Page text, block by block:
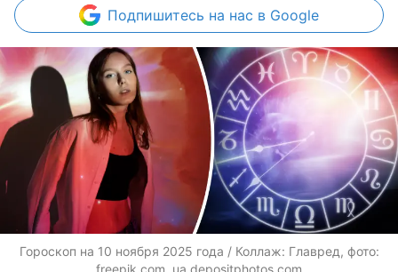
Подпишитесь на нас в Google
Гороскоп на 10 ноября 2025 года / Коллаж: Главред, фото:
freepik.com, ua.depositphotos.com